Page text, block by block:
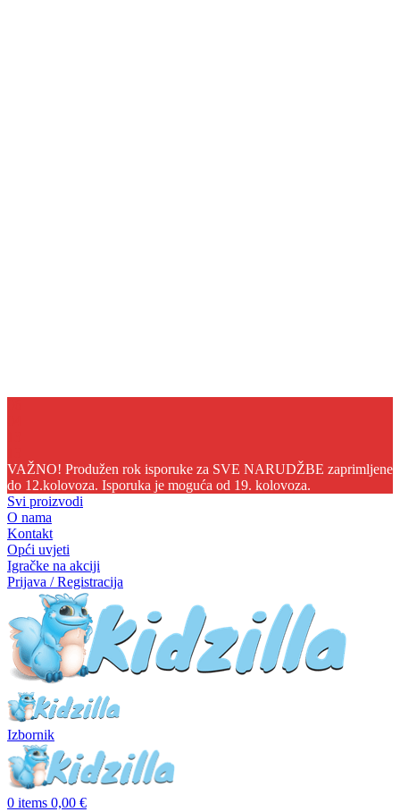
VAŽNO! Produžen rok isporuke za SVE NARUDŽBE zaprimljene
do 12.kolovoza. Isporuka je moguća od 19. kolovoza.
Svi proizvodi
O nama
Kontakt
Opći uvjeti
Igračke na akciji
Prijava / Registracija
Izbornik
0 items 0,00 €